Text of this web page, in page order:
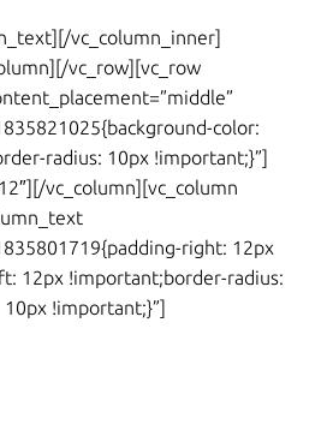
vc_column_inner]
vc_row][vc_row
color:
radius: 10px !important;}”]
vc_column][vc_column
right: 12px
12px !important;border-radius:
10px !important;}”]